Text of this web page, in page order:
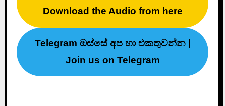
Download the Audio from here
Telegram ඔස්සේ අප හා එකතුවන්න |
Join us on Telegram